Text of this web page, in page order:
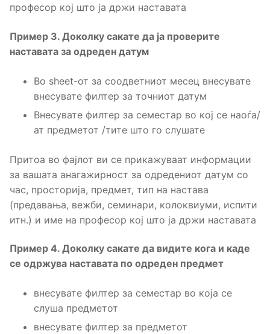
професор кој што ја држи наставата
Пример 3. Доколку сакате да ја проверите
наставата за одреден датум
Во sheet-от за соодветниот месец внесувате
внесувате филтер за точниот датум
Внесувате филтер за семестар во кој се наоѓа/
ат предметот /тите што го слушате
Притоа во фајлот ви се прикажуваат информации
за вашата анагажирност за одредениот датум со
час, просторија, предмет, тип на настава
(предавања, вежби, семинари, колоквиуми, испити
итн.) и име на професор кој што ја држи наставата
Пример 4. Доколку сакате да видите кога и каде
се одржува наставата по одреден предмет
внесувате филтер за семестар во која се
слуша предметот
внесувате филтер за предметот